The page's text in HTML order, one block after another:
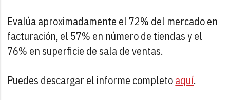
Evalúa aproximadamente el 72% del mercado en
facturación, el 57% en número de tiendas y el
76% en superficie de sala de ventas.
Puedes descargar el informe completoaquí.